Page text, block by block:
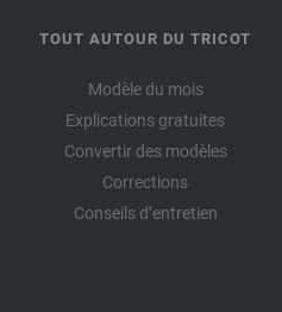
TOUT AUTOUR DU TRICOT
Modèle du mois
Explications gratuites
Convertir des modèles
Corrections
Conseils d’entretien